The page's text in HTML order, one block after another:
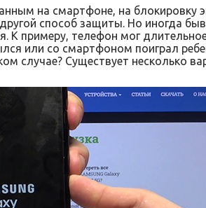
на смартфоне, на блокировку
способ защиты. Но иногда
К примеру, телефон мог
или со смартфоном поиграл
случае? Существует несколько